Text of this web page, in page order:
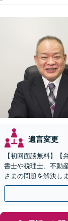
遺言変更
【初回面談無料】
書士や税理士、不動
さまの問題を解決し
します。適宜公証人